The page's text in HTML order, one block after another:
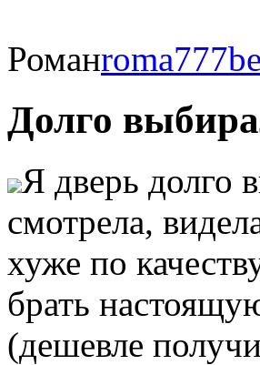
Роман
Долго
Я дверь долго
смотрела,
хуже по
брать
(дешевле